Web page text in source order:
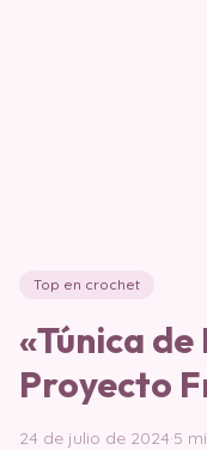
Top en crochet
«Túnica
Proyecto
24 de julio de 2024·5